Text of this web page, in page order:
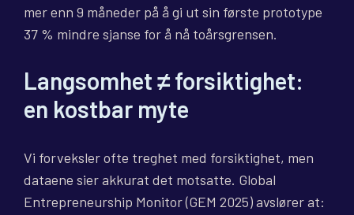
mer enn 9 måneder på å gi ut sin første prototype
37 % mindre sjanse for å nå toårsgrensen.
Langsomhet ≠ forsiktighet:
en kostbar myte
Vi forveksler ofte treghet med forsiktighet, men
dataene sier akkurat det motsatte. Global
Entrepreneurship Monitor (GEM 2025) avslører at: